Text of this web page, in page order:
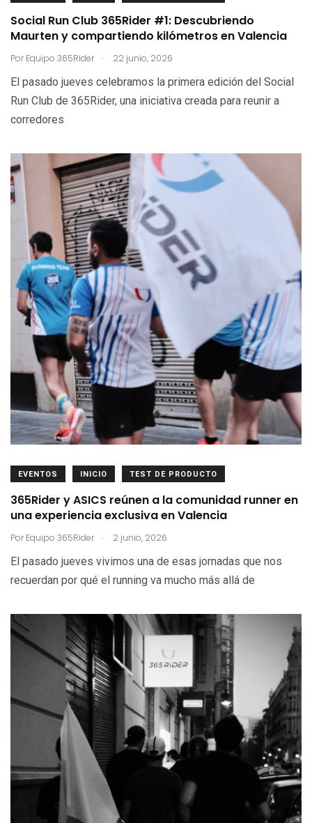
Social Run Club 365Rider #1: Descubriendo
Maurten y compartiendo kilómetros en Valencia
Por Equipo 365Rider . 22 junio, 2026
El pasado jueves celebramos la primera edición del Social
Run Club de 365Rider, una iniciativa creada para reunir a
corredores
EVENTOS INICIO TEST DE PRODUCTO
365Rider y ASICS reúnen a la comunidad runner en
una experiencia exclusiva en Valencia
Por Equipo 365Rider . 2 junio, 2026
El pasado jueves vivimos una de esas jornadas que nos
recuerdan por qué el running va mucho más allá de